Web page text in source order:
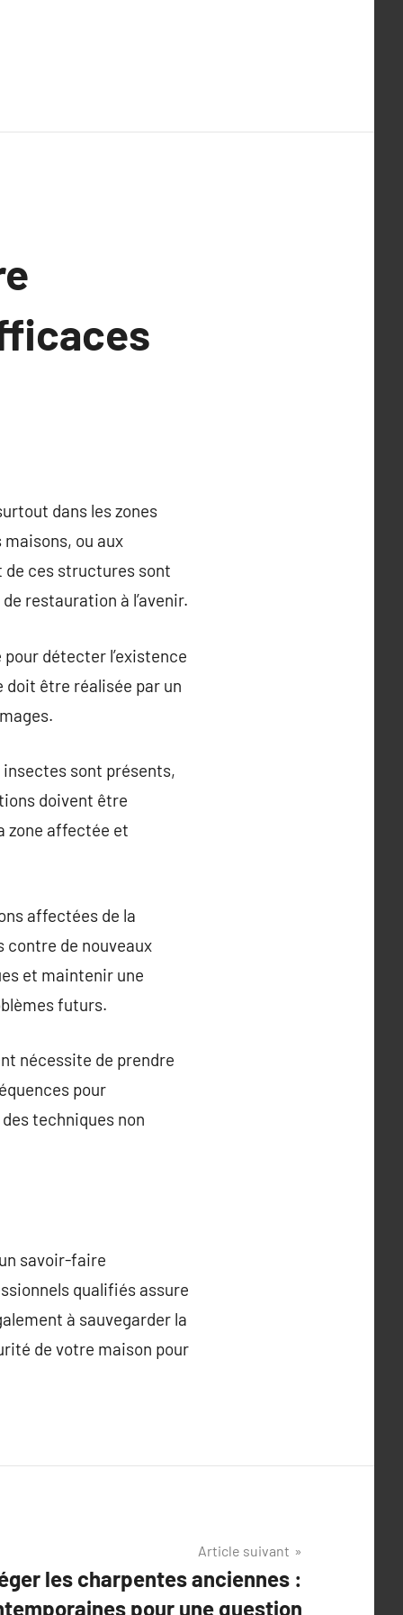
dans les zones
ou aux
de ces structures sont
restauration à l’avenir.
détecter l’existence
doit être réalisée par un
sont présents,
doivent être
zone affectée et
affectées de la
contre de nouveaux
et maintenir une
futurs.
nécessite de prendre
pour
techniques non
savoir-faire
qualifiés assure
à sauvegarder la
de votre maison pour
Article suivant
les charpentes anciennes :
pour une question